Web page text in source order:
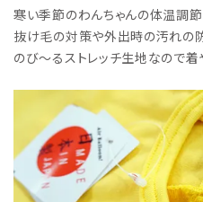
寒い季節のわんちゃんの体温調
抜け毛の対策や外出時の汚れの
のび～るストレッチ生地なので